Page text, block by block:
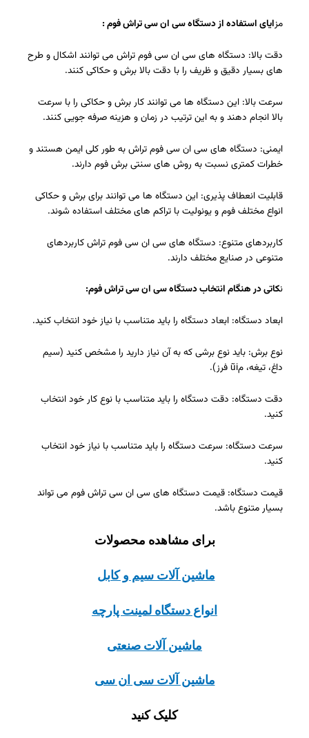
مزایای استفاده از دستگاه سی ان سی تراش فوم :
دقت بالا: دستگاه های سی ان سی فوم تراش می توانند اشکال و طرح
های بسیار دقیق و ظریف را با دقت بالا برش و حکاکی کنند.
سرعت بالا: این دستگاه ها می توانند کار برش و حکاکی را با سرعت
بالا انجام دهند و به این ترتیب در زمان و هزینه صرفه جویی کنند.
ایمنی: دستگاه های سی ان سی فوم تراش به طور کلی ایمن هستند و
خطرات کمتری نسبت به روش های سنتی برش فوم دارند.
قابلیت انعطاف پذیری: این دستگاه ها می توانند برای برش و حکاکی
انواع مختلف فوم و یونولیت با تراکم های مختلف استفاده شوند.
کاربردهای متنوع: دستگاه های سی ان سی فوم تراش کاربردهای
متنوعی در صنایع مختلف دارند.
نکاتی در هنگام انتخاب دستگاه سی ان سی تراش فوم:
ابعاد دستگاه: ابعاد دستگاه را باید متناسب با نیاز خود انتخاب کنید.
نوع برش: باید نوع برشی که به آن نیاز دارید را مشخص کنید (سیم
داغ، تیغه، مũi فرز).
دقت دستگاه: دقت دستگاه را باید متناسب با نوع کار خود انتخاب
کنید.
سرعت دستگاه: سرعت دستگاه را باید متناسب با نیاز خود انتخاب
کنید.
قیمت دستگاه: قیمت دستگاه های سی ان سی تراش فوم می تواند
بسیار متنوع باشد.
برای مشاهده محصولات
ماشین آلات سیم و کابل
انواع دستگاه لمینت پارچه
ماشین آلات صنعتی
ماشین آلات سی ان سی
کلیک کنید